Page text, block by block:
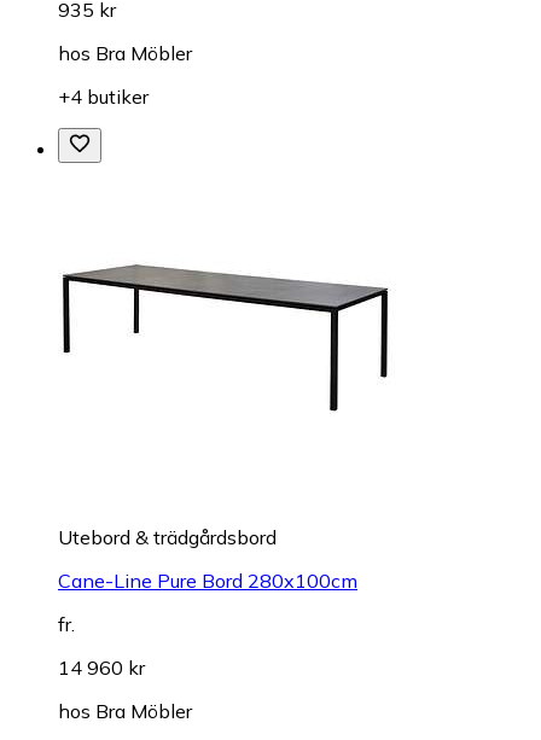
935 kr
hos Bra Möbler
+4 butiker
Utebord & trädgårdsbord
Cane-Line Pure Bord 280x100cm
fr.
14 960 kr
hos Bra Möbler